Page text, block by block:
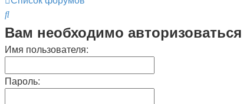
Поиск
Вам необходимо
Имя пользователя:
Пароль: